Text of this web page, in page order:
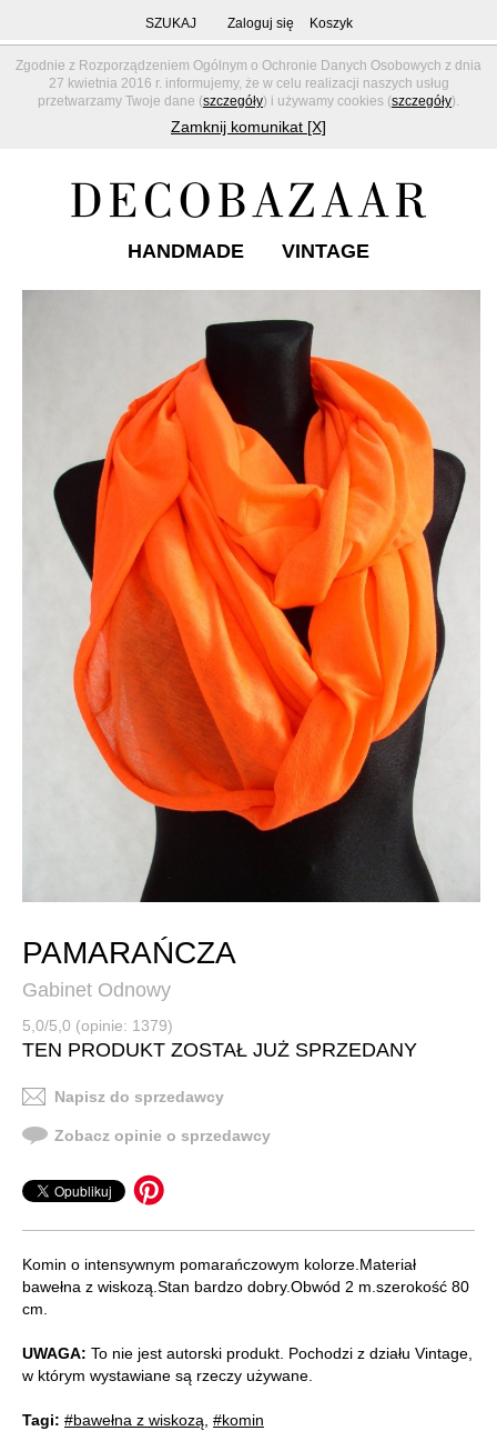
Zgodnie z Rozporządzeniem Ogólnym o Ochronie Danych Osobowych z dnia
27 kwietnia 2016 r. informujemy, że w celu realizacji naszych usług
przetwarzamy Twoje dane (szczegóły) i używamy cookies (szczegóły).
Zamknij komunikat [X]
SZUKAJ Zaloguj się Koszyk
HANDMADE VINTAGE
PAMARAŃCZA
Gabinet Odnowy
5,0/5,0 (opinie: 1379)
TEN PRODUKT ZOSTAŁ JUŻ SPRZEDANY
Napisz do sprzedawcy
Zobacz opinie o sprzedawcy
Komin o intensywnym pomarańczowym kolorze.Materiał
bawełna z wiskozą.Stan bardzo dobry.Obwód 2 m.szerokość 80
cm.
UWAGA: To nie jest autorski produkt. Pochodzi z działu Vintage,
w którym wystawiane są rzeczy używane.
Tagi: #bawełna z wiskozą, #komin